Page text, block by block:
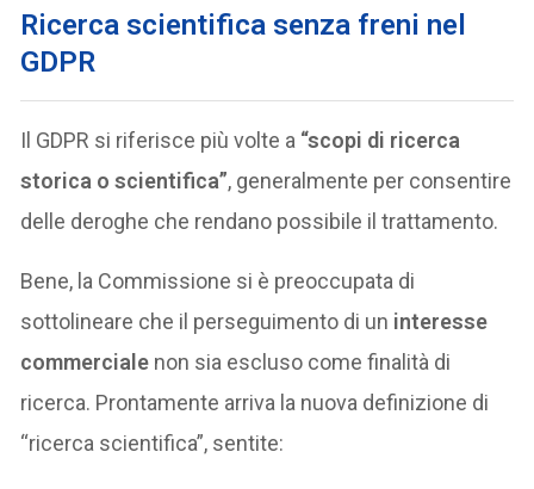
Ricerca scientifica senza freni nel
GDPR
Il GDPR si riferisce più volte a “scopi di ricerca
storica o scientifica”, generalmente per consentire
delle deroghe che rendano possibile il trattamento.
Bene, la Commissione si è preoccupata di
sottolineare che il perseguimento di un interesse
commerciale non sia escluso come finalità di
ricerca. Prontamente arriva la nuova definizione di
“ricerca scientifica”, sentite: